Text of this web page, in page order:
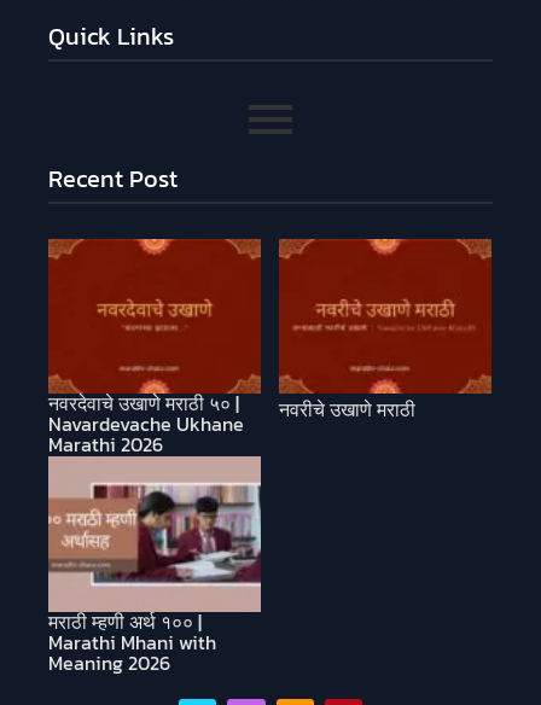
Quick Links
Recent Post
नवरदेवाचे उखाणे मराठी ५० |
Navardevache Ukhane
Marathi 2026
नवरीचे उखाणे मराठी
मराठी म्हणी अर्थ १०० |
Marathi Mhani with
Meaning 2026